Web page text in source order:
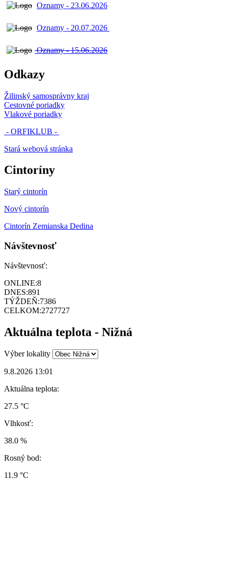
Oznamy - 23.06.2026
Oznamy - 20.07.2026
Oznamy - 15.06.2026
Odkazy
Žilinský samosprávny kraj
Cestovné poriadky
Vlakové poriadky
- ORFIKLUB -
Stará webová stránka
Cintoríny
Starý cintorín
Nový cintorín
Cintorín Zemianska Dedina
Návštevnosť
Návštevnosť:
ONLINE:8
DNES:891
TÝŽDEŇ:7386
CELKOM:2727727
Aktuálna teplota - Nižná
Výber lokality
9.8.2026 13:01
Aktuálna teplota:
27.5 °C
Vlhkosť:
38.0 %
Rosný bod:
11.9 °C